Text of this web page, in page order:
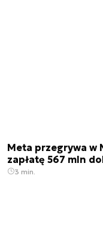
Meta przegrywa w
zapłatę 567 mln
3 min.